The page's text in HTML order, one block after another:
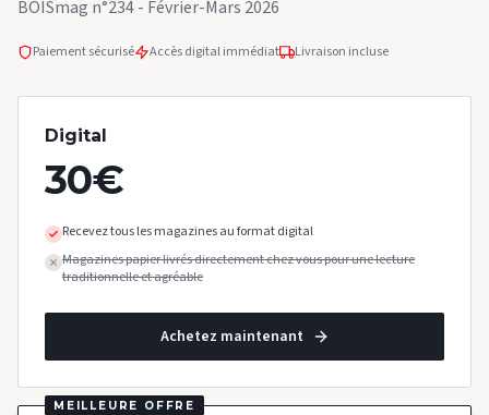
BOISmag n°234 - Février-Mars 2026
Paiement sécurisé Accès digital immédiat Livraison incluse
Digital
30€
Recevez tous les magazines au format digital
Magazines papier livrés directement chez vous pour une lecture
traditionnelle et agréable
Achetez maintenant
MEILLEURE OFFRE